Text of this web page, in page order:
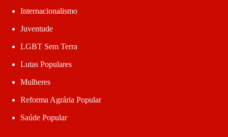
Internacionalismo
Juventude
LGBT Sem Terra
Lutas Populares
Mulheres
Reforma Agrária Popular
Saúde Popular